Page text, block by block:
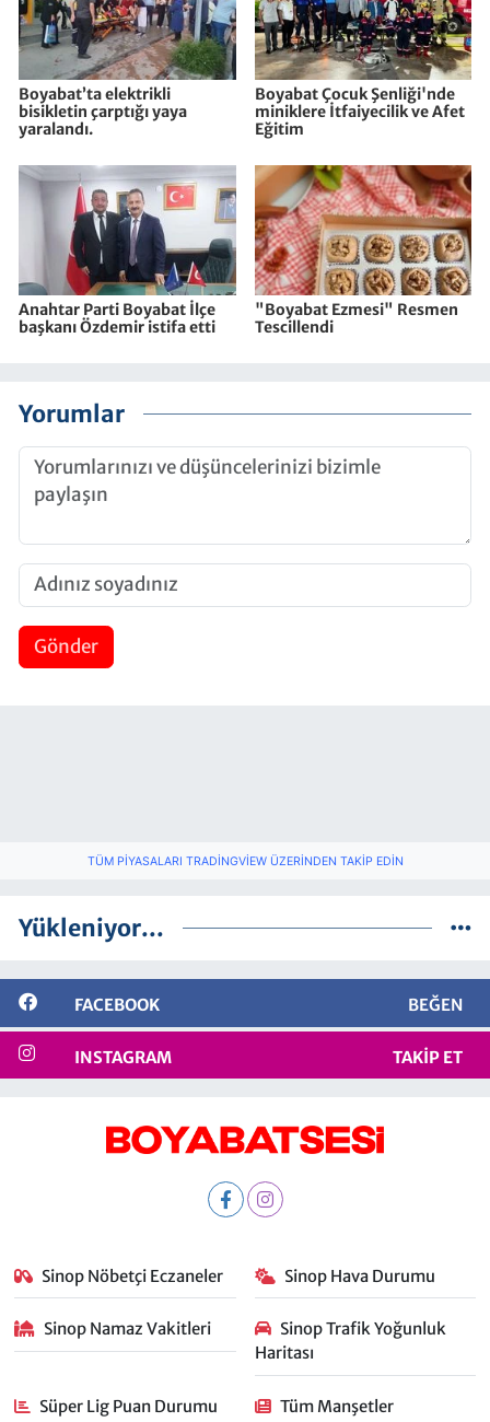
Boyabat’ta elektrikli
bisikletin çarptığı yaya
yaralandı.
Boyabat Çocuk Şenliği'nde
miniklere İtfaiyecilik ve Afet
Eğitim
Anahtar Parti Boyabat İlçe
başkanı Özdemir istifa etti
"Boyabat Ezmesi" Resmen
Tescillendi
Yorumlar
Gönder
TÜM PIYASALARI TRADINGVIEW ÜZERINDEN TAKIP EDIN
Yükleniyor...
FACEBOOK BEĞEN
INSTAGRAM TAKIP ET
Sinop Nöbetçi Eczaneler Sinop Hava Durumu
Sinop Namaz Vakitleri
Sinop Trafik Yoğunluk
Haritası
Süper Lig Puan Durumu
Tüm Manşetler